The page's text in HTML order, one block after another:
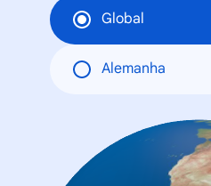
Global
Alemanha